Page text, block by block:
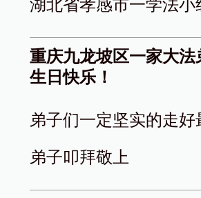
湖北省孝感市一学法
重庆九龙坡区一家大
生日快乐！
弟子们一定坚实的走
弟子叩拜敬上